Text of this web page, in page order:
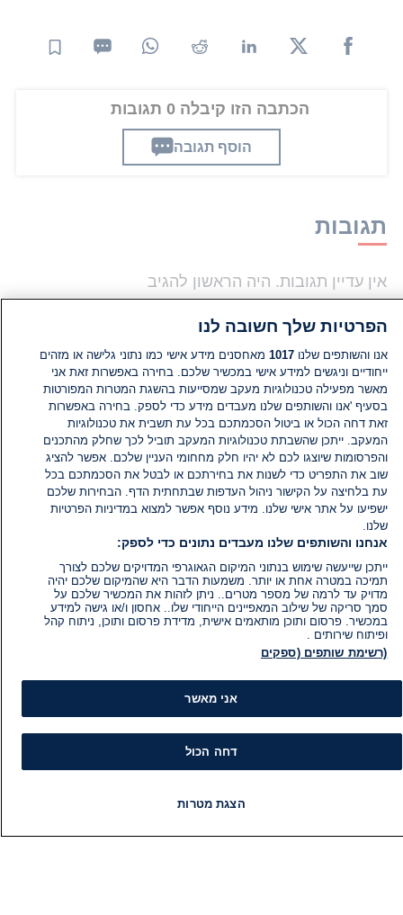
הכתבה הזו קיבלה 0 תגובות
הוסף תגובה
תגובות
אין עדיין תגובות. היה הראשון להגיב
הוסף תגובה
הוועד המנהל של i24NEWS
הפרטיות שלך חשובה לנו
אנו והשותפים שלנו1017 מאחסנים מידע אישי כמו נתוני גלישה או מזהים
ייחודיים וניגשים למידע אישי במכשיר שלכם. בחירה באפשרות זאת אני
מאשר מפעילה טכנולוגיות מעקב שמסייעות בהשגת המטרות המפורטות
בסעיף 'אנו והשותפים שלנו מעבדים מידע כדי לספק. בחירה באפשרות
זאת דחה הכול או ביטול הסכמתכם בכל עת תשבית את טכנולוגיות
המעקב. ייתכן שהשבתת טכנולוגיות המעקב תוביל לכך שחלק מהתכנים
והפרסומות שיוצגו לכם לא יהיו חלק מחחומי העניין שלכם. אפשר להציג
שוב את התפריט כדי לשנות את בחירתכם או לבטל את הסכמתכם בכל
עת בלחיצה על הקישור ניהול העדפות שבתחתית הדף. הבחירות שלכם
ישפיעו על אתר אישי שלנו. מידע נוסף אפשר למצוא במדיניות הפרטיות
שלנו.
אנחנו והשותפים שלנו מעבדים נתונים כדי לספק:
ייתכן שייעשה שימוש בנתוני המיקום הגאוגרפי המדויקים שלכם לצורך
תמיכה במטרה אחת או יותר. משמעות הדבר היא שהמיקום שלכם יהיה
מדויק עד לרמה של מספר מטרים.. ניתן לזהות את המכשיר שלכם על
סמך סריקה של שילוב המאפיינים הייחודי שלו.. אחסון ו/או גישה למידע
במכשיר. פרסום ותוכן מותאמים אישית, מדידת פרסום ותוכן, ניתוח קהל
ופיתוח שירותים .
(רשימת שותפים (ספקים
אני מאשר
דחה הכול
הצגת מטרות